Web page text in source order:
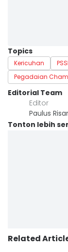
Topics
Kericuhan PSSI
Pegadaian
Editorial Team
Editor
Paulus
Tonton lebih
Related